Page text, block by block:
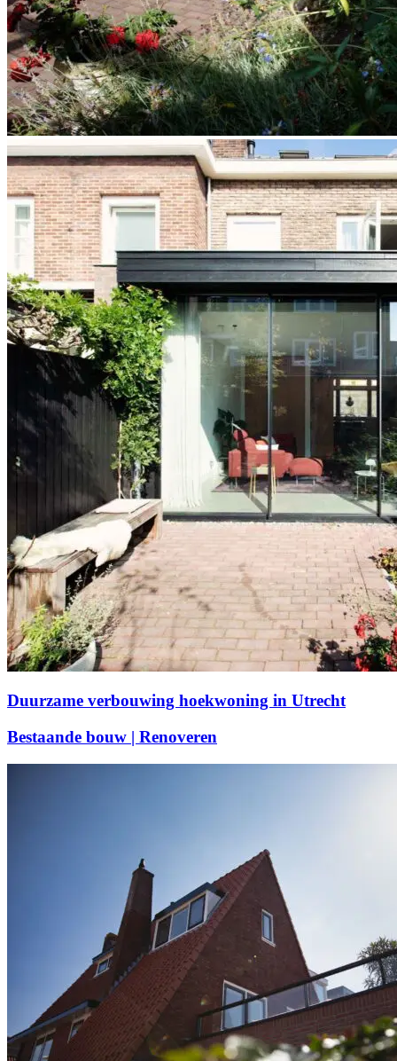
Duurzame verbouwing hoekwoning in Utrecht
Bestaande bouw | Renoveren